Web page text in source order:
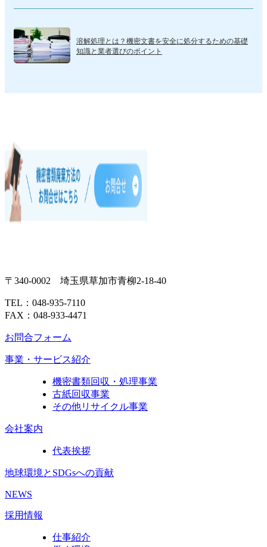
溶解処理とは？機密文書を安全に処分するための基礎
知識と業者選びのポイント
〒340-0002 埼玉県草加市青柳2-18-40
TEL：048-935-7110
FAX：048-933-4471
お問合フォーム
事業・サービス紹介
機密書類回収・処理事業
古紙回収事業
その他リサイクル事業
会社案内
代表挨拶
地球環境とSDGsへの貢献
NEWS
採用情報
仕事紹介